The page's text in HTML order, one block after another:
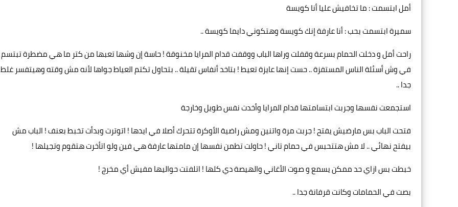
أمل ابتسمت : ما تخافيش عليا أنا كويسة
سميرة ابتسمت بحب : أنا عارفة إنك كويسة وهتكوني دايما كويسة ..
راحت أمل و دخلت الحمام بسرعة وقفلت وراها الباب ووقفت قدام المرايا مخنوقة ! حاسة إن وشها تعبها من كتر ما هي مضطرة تبتسم
في وش أسئلة الناس المستفزة .. حست إنها عايزة تعيط ! بتاخد أنفاس تقيلة .. بتحاول تكتم العياط جواها لأنه مش وقته وهيتفسر غلط
جدا ..
استجمعت نفسها وجربت ابتسامتها قدام المرايا وأخدت نفس طويل وخارجة
فتحت الباب بس مارضيش يفتح ! جربت مرة واتنين ومش راضية الأوكرة تتحرك أصلا في ايدها ! اتوترت وبدأت تخبط بعنف ! الباب مش
بيفتح نهائي .. لا مش هتتحبس في حمام تاني ! حاولت تطمن نفسها إن مامتها عارفة هي فين ولو اتأخرت هتقوم وتجيلها !
خبطت بس ازاي حد ممكن يسمع و صوت الأغاني والهيصة دي كلها ! اتلفتت حواليها مفيش أي مخرج !
بصت في الحمامات وكانت قرفانة جدا ..